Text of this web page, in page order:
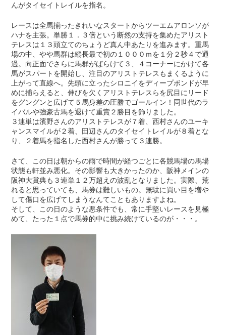
んがタイセイトレイルを指名。
レースは全馬揃ったきれいなスタートからツーエムアロンソが
ハナを主張。単勝１．３倍という断然の支持を集めたアリスト
テレスは１３頭立てのちょうど真ん中あたりを進みます。重馬
場の中、やや馬群は縦長最で初の１０００ｍを１分２秒４で通
過。向正面でさらに馬群がばらけて３、４コーナーにかけて各
馬がスパートを開始し、注目のアリストテレスもまくるように
上がって直線へ。先頭に立ったシロニイをディープボンドが早
めに捕らえると、伸びを欠くアリストテレスらを尻目にリード
をグングンと広げて５馬身差の圧勝でゴールイン！同世代のラ
イバルや強豪古馬を退けて重賞２勝目を飾りました。
３連単は濱野さんのアリストテレスが７着、西村さんのユーキ
ャンスマイルが２着、田辺さんのタイセイトレイルが８着とな
り、２着馬を指名した西村さんが勝って３連勝。
さて、この日は朝からの雨で時間が経つごとに各競馬場の馬場
状態も軒並み悪化。その影響も大きかったのか、阪神メインの
阪神大賞典も３連単１２万超えの波乱となりました。実際、荒
れると思っていても、馬券は難しいもの。無駄に買い目を増や
して傷口を広げてしまうなんてこともありますよね。
そして、この日のような悪条件でも、常に手堅いレースを見極
めて、たった１点で馬券的中に挑み続けているのが・・・。